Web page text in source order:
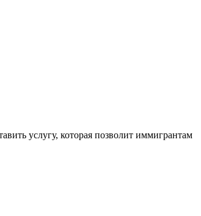
услугу, которая позволит иммигрантам